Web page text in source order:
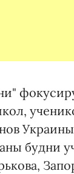
будни